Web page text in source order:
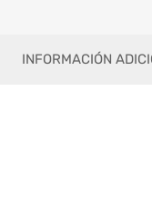
INFORMACIÓN